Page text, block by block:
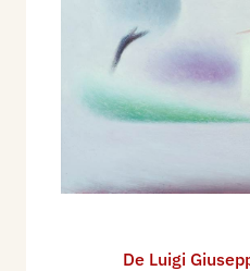
De Luigi